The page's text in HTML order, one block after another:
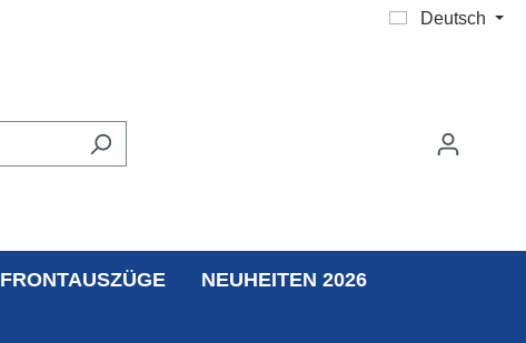
Deutsch
FRONTAUSZÜGE NEUHEITEN 2026